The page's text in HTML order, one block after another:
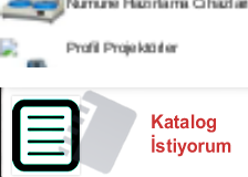
3 Boyutlu Ölçüm Cihazları
Çekme Kopma Test Cihazları
Beton Test Cihazları